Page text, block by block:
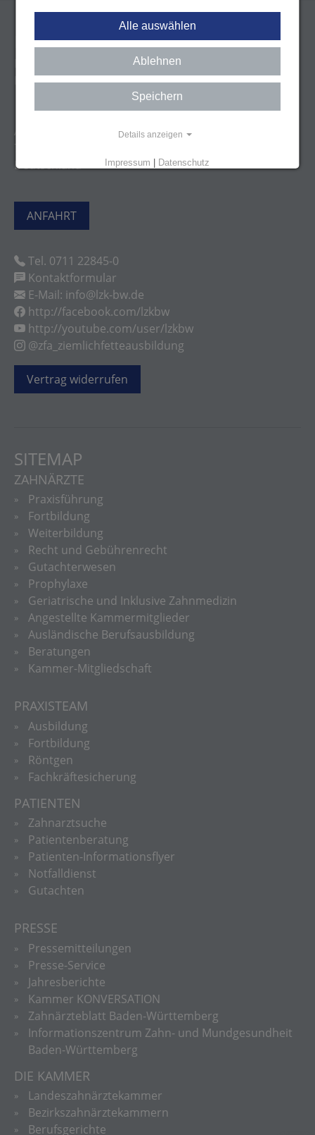
KONTAKT
Landeszahnärztekammer Baden-Württemberg
Körperschaft des öffentlichen Rechts
Albstadtweg 9
70567 Stuttgart
Deutschland
ANFAHRT
Tel. 0711 22845-0
Kontaktformular
E-Mail: info@lzk-bw.de
http://facebook.com/lzkbw
http://youtube.com/user/lzkbw
@zfa_ziemlichfetteausbildung
Vertrag widerrufen
SITEMAP
ZAHNÄRZTE
Praxisführung
Fortbildung
Weiterbildung
Recht und Gebührenrecht
Gutachterwesen
Prophylaxe
Geriatrische und Inklusive Zahnmedizin
Angestellte Kammermitglieder
Ausländische Berufsausbildung
Beratungen
Kammer-Mitgliedschaft
PRAXISTEAM
Ausbildung
Fortbildung
Röntgen
Fachkräftesicherung
PATIENTEN
Zahnarztsuche
Patientenberatung
Patienten-Informationsflyer
Notfalldienst
Gutachten
PRESSE
Pressemitteilungen
Presse-Service
Jahresberichte
Kammer KONVERSATION
Zahnärzteblatt Baden-Württemberg
Informationszentrum Zahn- und Mundgesundheit
Baden-Württemberg
DIE KAMMER
Landeszahnärztekammer
Bezirkszahnärztekammern
Berufsgerichte
Alle auswählen
Ablehnen
Speichern
Details anzeigen
Impressum | Datenschutz